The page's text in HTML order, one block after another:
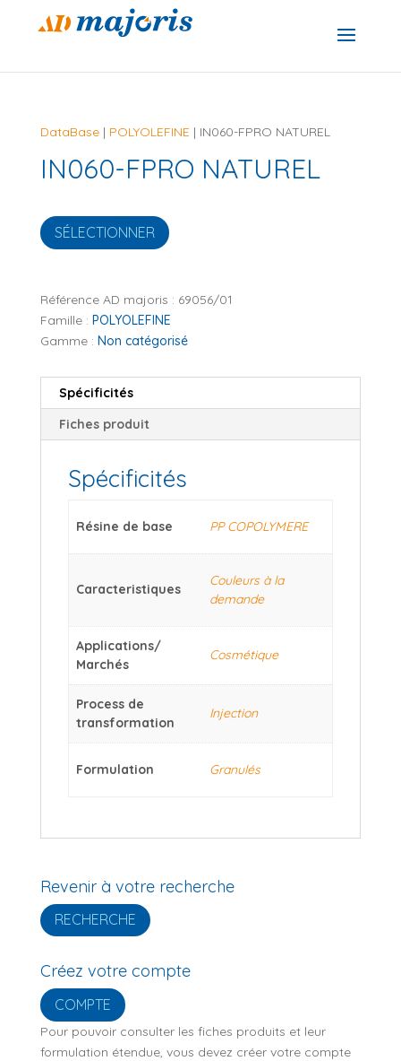
DataBase| POLYOLEFINE | IN060-FPRO NATUREL
IN060-FPRO NATUREL
SÉLECTIONNER
Référence AD majoris : 69056/01
Famille : POLYOLEFINE
Gamme : Non catégorisé
Spécificités
Fiches produit
Spécificités
Résine de base PP COPOLYMERE
Caracteristiques
Couleurs à la
demande
Applications/
Marchés
Cosmétique
Process de
transformation
Injection
Formulation Granulés
Revenir à votre recherche
RECHERCHE
Créez votre compte
COMPTE
Pour pouvoir consulter les fiches produits et leur
formulation étendue, vous devez créer votre compte